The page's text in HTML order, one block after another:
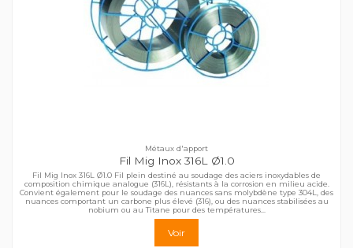
Métaux d'apport
Fil Mig Inox 316L Ø1.0
Fil Mig Inox 316L Ø1.0 Fil plein destiné au soudage des aciers inoxydables de
composition chimique analogue (316L), résistants à la corrosion en milieu acide.
Convient également pour le soudage des nuances sans molybdène type 304L, des
nuances comportant un carbone plus élevé (316), ou des nuances stabilisées au
nobium ou au Titane pour des températures...
Voir